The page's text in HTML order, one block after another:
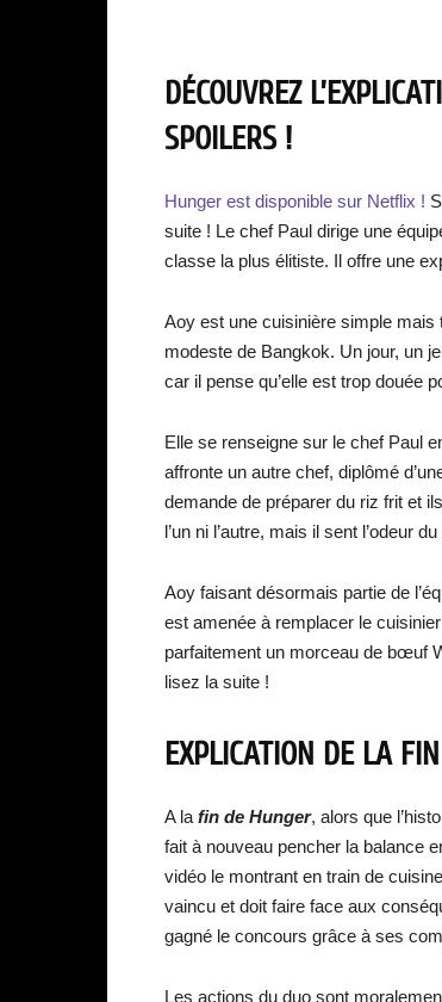
DÉCOUVREZ
SPOILERS !
Hunger est disponible sur Netflix !
suite ! Le chef Paul dirige une
classe la plus élitiste. Il offre une
Aoy est une cuisinière simple mais
modeste de Bangkok. Un jour, un
car il pense qu’elle est trop douée
Elle se renseigne sur le chef Paul
affronte un autre chef, diplômé
demande de préparer du riz frit et
l’un ni l’autre, mais il sent l’odeur
Aoy faisant désormais partie de
est amenée à remplacer le
parfaitement un morceau de bœuf
lisez la suite !
EXPLICATION DE LA
A la fin de Hunger, alors que
fait à nouveau pencher la balance
vidéo le montrant en train de
vaincu et doit faire face aux
gagné le concours grâce à ses
Les actions du duo sont